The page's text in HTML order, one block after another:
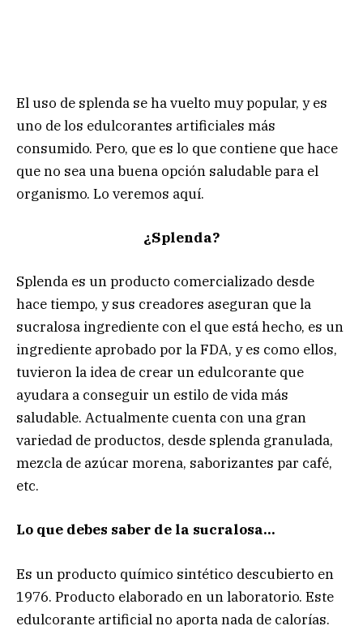
El uso de splenda se ha vuelto muy popular, y es
uno de los edulcorantes artificiales más
consumido. Pero, que es lo que contiene que hace
que no sea una buena opción saludable para el
organismo. Lo veremos aquí.
¿Splenda?
Splenda es un producto comercializado desde
hace tiempo, y sus creadores aseguran que la
sucralosa ingrediente con el que está hecho, es un
ingrediente aprobado por la FDA, y es como ellos,
tuvieron la idea de crear un edulcorante que
ayudara a conseguir un estilo de vida más
saludable. Actualmente cuenta con una gran
variedad de productos, desde splenda granulada,
mezcla de azúcar morena, saborizantes par café,
etc.
Lo que debes saber de la sucralosa…
Es un producto químico sintético descubierto en
1976. Producto elaborado en un laboratorio. Este
edulcorante artificial no aporta nada de calorías.